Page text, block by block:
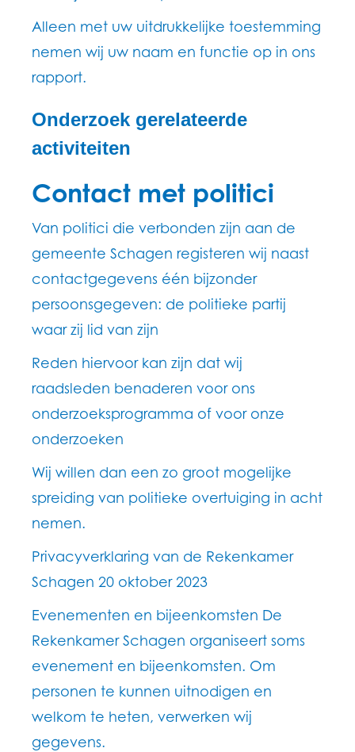
Alleen met uw uitdrukkelijke toestemming
nemen wij uw naam en functie op in ons
rapport.
Onderzoek gerelateerde
activiteiten
Contact met politici
Van politici die verbonden zijn aan de
gemeente Schagen registeren wij naast
contactgegevens één bijzonder
persoonsgegeven: de politieke partij
waar zij lid van zijn
Reden hiervoor kan zijn dat wij
raadsleden benaderen voor ons
onderzoeksprogramma of voor onze
onderzoeken
Wij willen dan een zo groot mogelijke
spreiding van politieke overtuiging in acht
nemen.
Privacyverklaring van de Rekenkamer
Schagen 20 oktober 2023
Evenementen en bijeenkomsten De
Rekenkamer Schagen organiseert soms
evenement en bijeenkomsten. Om
personen te kunnen uitnodigen en
welkom te heten, verwerken wij
gegevens.